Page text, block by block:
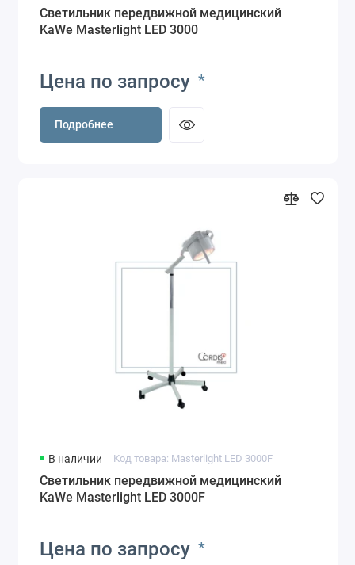
Светильник передвижной медицинский
KaWe Masterlight LED 3000
Цена по запросу *
Подробнее
В наличии Код товара: Masterlight LED 3000F
Светильник передвижной медицинский
KaWe Masterlight LED 3000F
Цена по запросу *